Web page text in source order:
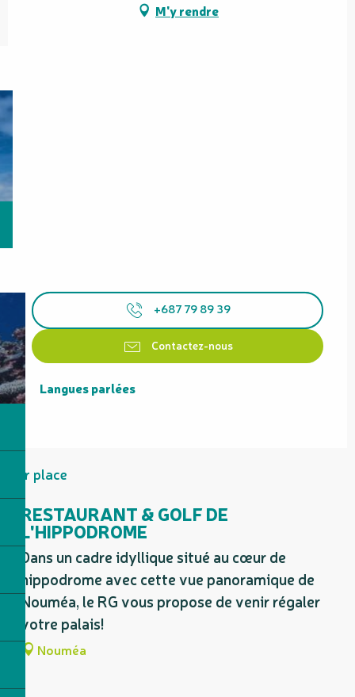
M'y rendre
+687 79 89 39
Contactez-nous
Langues parlées
Langues parlées
Sur place
RESTAURANT & GOLF DE
L'HIPPODROME
Dans un cadre idyllique situé au cœur de
hippodrome avec cette vue panoramique de
Nouméa, le RG vous propose de venir régaler
votre palais!
Nouméa